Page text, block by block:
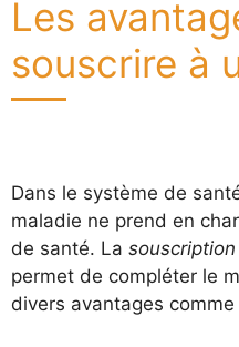
Les
souscrire à
Dans le système de
maladie ne prend en
de santé. La
permet de compléter le
divers avantages comme